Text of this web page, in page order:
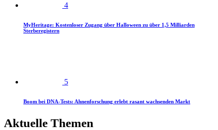
4
MyHeritage: Kostenloser Zugang über Halloween zu über 1,5 Milliarden
Sterberegistern
5
Boom bei DNA-Tests: Ahnenforschung erlebt rasant wachsenden Markt
Aktuelle Themen